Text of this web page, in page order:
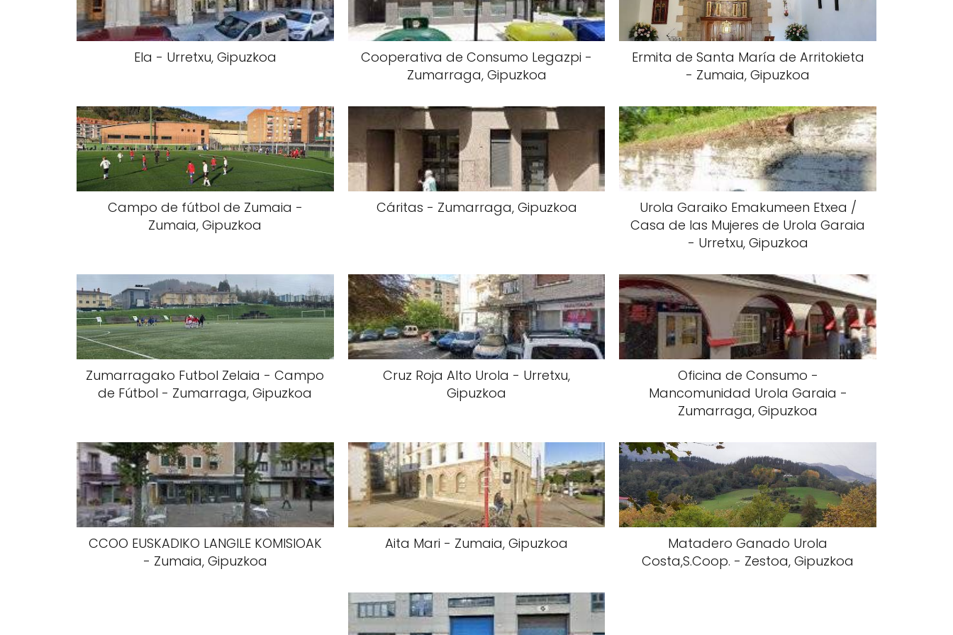
Ela - Urretxu, Gipuzkoa
Cooperativa de Consumo Legazpi -
Zumarraga, Gipuzkoa
Ermita de Santa María de Arritokieta
- Zumaia, Gipuzkoa
Campo de fútbol de Zumaia -
Zumaia, Gipuzkoa
Cáritas - Zumarraga, Gipuzkoa
Urola Garaiko Emakumeen Etxea /
Casa de las Mujeres de Urola Garaia
- Urretxu, Gipuzkoa
Zumarragako Futbol Zelaia - Campo
de Fútbol - Zumarraga, Gipuzkoa
Cruz Roja Alto Urola - Urretxu,
Gipuzkoa
Oficina de Consumo -
Mancomunidad Urola Garaia -
Zumarraga, Gipuzkoa
CCOO EUSKADIKO LANGILE KOMISIOAK
- Zumaia, Gipuzkoa
Aita Mari - Zumaia, Gipuzkoa
Matadero Ganado Urola
Costa,S.Coop. - Zestoa, Gipuzkoa